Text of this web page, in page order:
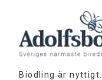
Biodling är